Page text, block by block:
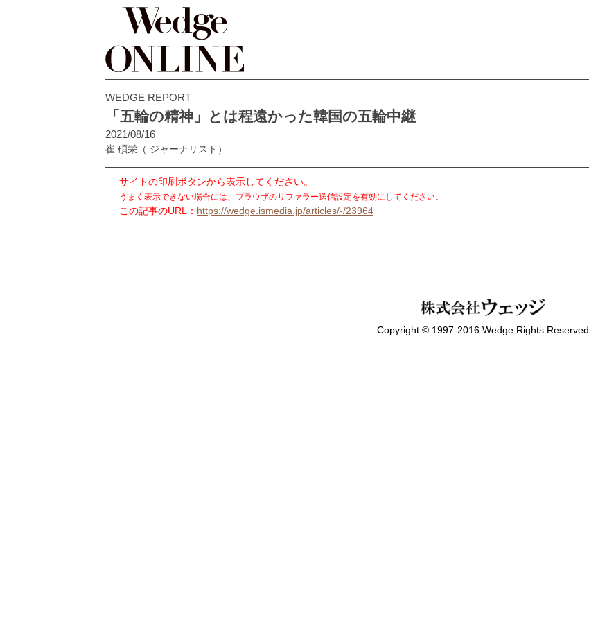
WEDGE REPORT
「五輪の精神」とは程遠かった韓国の五輪中継
2021/08/16
崔 碩栄 （ ジャーナリスト）
サイトの印刷ボタンから表示してください。
うまく表示できない場合には、ブラウザのリファラー送信設定を有効にしてください。
この記事のURL： https://wedge.ismedia.jp/articles/-/23964
Copyright © 1997-2016 Wedge Rights Reserved